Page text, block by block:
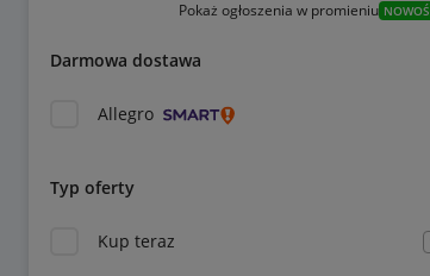
Pokaż ogłoszenia w promieniu
Darmowa dostawa
Allegro
Typ oferty
Kup teraz